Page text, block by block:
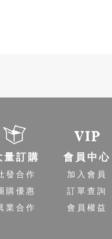
量訂購
發合作
購優惠
業合作
會員中心
加入會員
訂單查詢
會員權益